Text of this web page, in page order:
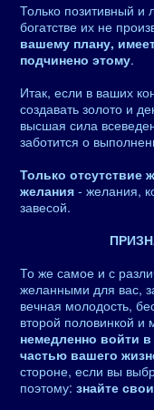
Только позитивный
богатстве их не
вашему плану,
подчинено этому.
Итак, если в ваших
создавать золото и
высшая сила
заботится о
Только отсутствие
желания - желания,
завесой.
То же самое и с
желанными для вас,
вечная молодость,
второй половинкой и
немедленно войти
частью вашего
стороне, если вы
поэтому: знайте